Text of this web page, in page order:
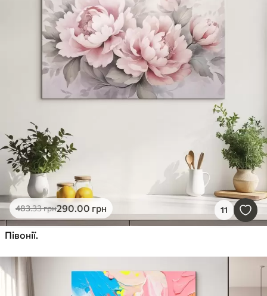
483.33грн290 .00 грн 11
Півонії.